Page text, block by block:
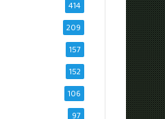
414
209
157
152
106
97